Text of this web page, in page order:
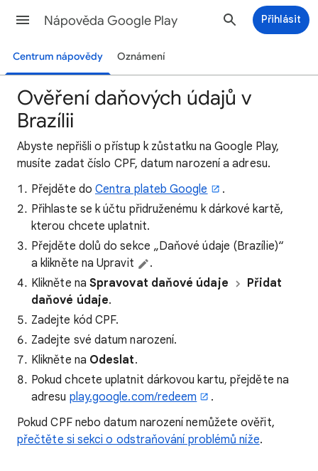
Nápověda Google Play Přihlásit
Centrum nápovědy Oznámení
Ověření daňových údajů v
Brazílii
Abyste nepřišli o přístup k zůstatku na Google Play,
musíte zadat číslo CPF, datum narození a adresu.
Přejděte do Centra plateb Google
.
Přihlaste se k účtu přidruženému k dárkové kartě,
kterou chcete uplatnit.
Přejděte dolů do sekce „Daňové údaje (Brazílie)“
a klikněte na Upravit
.
Klikněte na Spravovat daňové údaje
Přidat
daňové údaje.
Zadejte kód CPF.
Zadejte své datum narození.
Klikněte na Odeslat.
Pokud chcete uplatnit dárkovou kartu, přejděte na
adresu play.google.com/redeem
.
Pokud CPF nebo datum narození nemůžete ověřit,
přečtěte si sekci o odstraňování problémů níže.